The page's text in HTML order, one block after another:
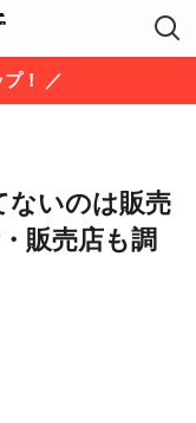
プ！ ／
ないのは販売
販売店も調